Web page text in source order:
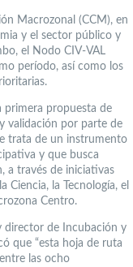
Macrozonal (CCM), en
y el sector público y
el Nodo CIV-VAL
período, así como los
primera propuesta de
validación por parte de
trata de un instrumento
y que busca
a través de iniciativas
la Tecnología, el
Centro.
director de Incubación y
que “esta hoja de ruta
las ocho